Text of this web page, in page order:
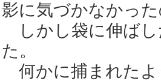
影に気づかなかっ
しかし袋に伸ばし
た。
何かに捕まれたよ